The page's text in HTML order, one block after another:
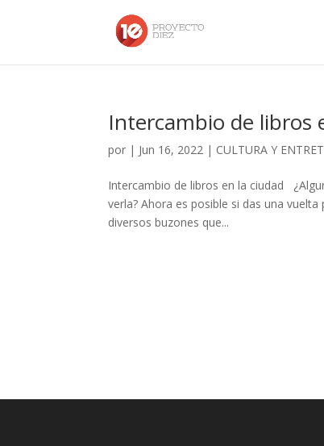
Intercambio de libros
por | Jun 16, 2022 | CULTURA Y
Intercambio de libros en la ciudad
verla? Ahora es posible si das una
diversos buzones que...